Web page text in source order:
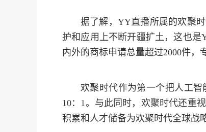
据了解，YY直播所属的欢聚
护和应用上不断开疆扩土，这也是
内外的商标申请总量超过2000件，
欢聚时代作为第一个把人工
10：1。与此同时，欢聚时代还重
积累和人才储备为欢聚时代全球战